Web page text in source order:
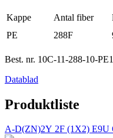
Kappe Antal fiber
PE
288F
Best. nr. 10C-11-288-10-
Datablad
Produktliste
A-D(ZN)2Y 2F (1X2) E9U